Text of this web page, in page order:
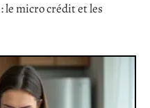
le micro crédit et les